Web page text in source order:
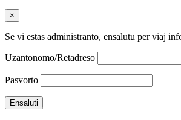
×
Se vi estas administranto, ensalutu per viaj
Uzantonomo/Retadreso
Pasvorto